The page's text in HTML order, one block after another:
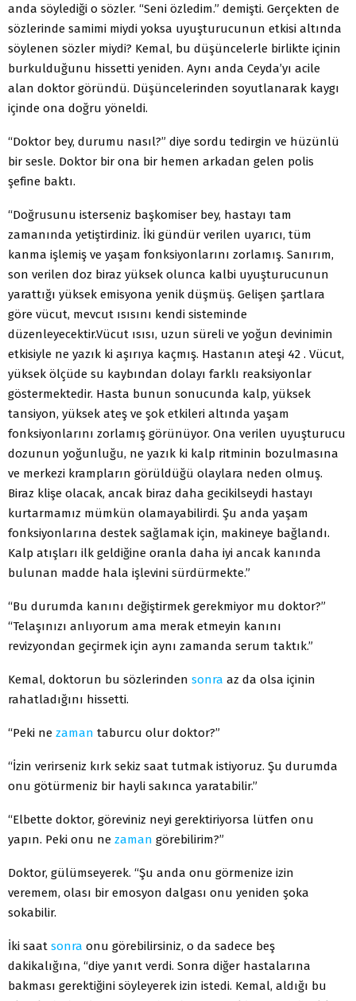
anda söylediği o sözler. “Seni özledim.” demişti. Gerçekten de
sözlerinde samimi miydi yoksa uyuşturucunun etkisi altında
söylenen sözler miydi? Kemal, bu düşüncelerle birlikte içinin
burkulduğunu hissetti yeniden. Aynı anda Ceyda’yı acile
alan doktor göründü. Düşüncelerinden soyutlanarak kaygı
içinde ona doğru yöneldi.
“Doktor bey, durumu nasıl?” diye sordu tedirgin ve hüzünlü
bir sesle. Doktor bir ona bir hemen arkadan gelen polis
şefine baktı.
“Doğrusunu isterseniz başkomiser bey, hastayı tam
zamanında yetiştirdiniz. İki gündür verilen uyarıcı, tüm
kanma işlemiş ve yaşam fonksiyonlarını zorlamış. Sanırım,
son verilen doz biraz yüksek olunca kalbi uyuşturucunun
yarattığı yüksek emisyona yenik düşmüş. Gelişen şartlara
göre vücut, mevcut ısısını kendi sisteminde
düzenleyecektir.Vücut ısısı, uzun süreli ve yoğun devinimin
etkisiyle ne yazık ki aşırıya kaçmış. Hastanın ateşi 42 . Vücut,
yüksek ölçüde su kaybından dolayı farklı reaksiyonlar
göstermektedir. Hasta bunun sonucunda kalp, yüksek
tansiyon, yüksek ateş ve şok etkileri altında yaşam
fonksiyonlarını zorlamış görünüyor. Ona verilen uyuşturucu
dozunun yoğunluğu, ne yazık ki kalp ritminin bozulmasına
ve merkezi krampların görüldüğü olaylara neden olmuş.
Biraz klişe olacak, ancak biraz daha gecikilseydi hastayı
kurtarmamız mümkün olamayabilirdi. Şu anda yaşam
fonksiyonlarına destek sağlamak için, makineye bağlandı.
Kalp atışları ilk geldiğine oranla daha iyi ancak kanında
bulunan madde hala işlevini sürdürmekte.”
“Bu durumda kanını değiştirmek gerekmiyor mu doktor?”
“Telaşınızı anlıyorum ama merak etmeyin kanını
revizyondan geçirmek için aynı zamanda serum taktık.”
Kemal, doktorun bu sözlerinden sonra az da olsa içinin
rahatladığını hissetti.
“Peki ne zaman taburcu olur doktor?”
“İzin verirseniz kırk sekiz saat tutmak istiyoruz. Şu durumda
onu götürmeniz bir hayli sakınca yaratabilir.”
“Elbette doktor, göreviniz neyi gerektiriyorsa lütfen onu
yapın. Peki onu ne zaman görebilirim?”
Doktor, gülümseyerek. “Şu anda onu görmenize izin
veremem, olası bir emosyon dalgası onu yeniden şoka
sokabilir.
İki saat sonra onu görebilirsiniz, o da sadece beş
dakikalığına, “diye yanıt verdi. Sonra diğer hastalarına
bakması gerektiğini söyleyerek izin istedi. Kemal, aldığı bu